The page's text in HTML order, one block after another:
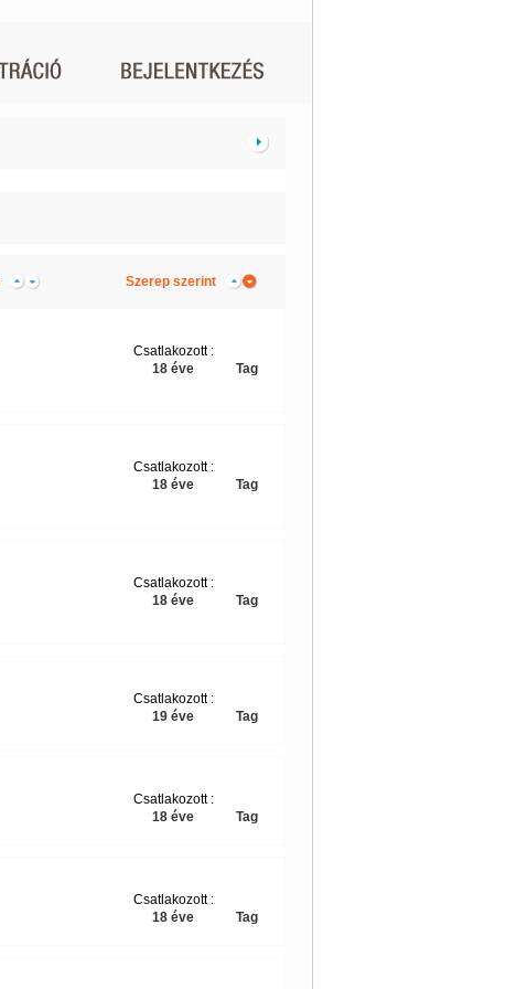
Szerep szerint
Tag
Csatlakozott :
18 éve
Tag
Csatlakozott :
18 éve
Tag
Csatlakozott :
18 éve
Tag
Csatlakozott :
19 éve
Tag
Csatlakozott :
18 éve
Tag
Csatlakozott :
18 éve